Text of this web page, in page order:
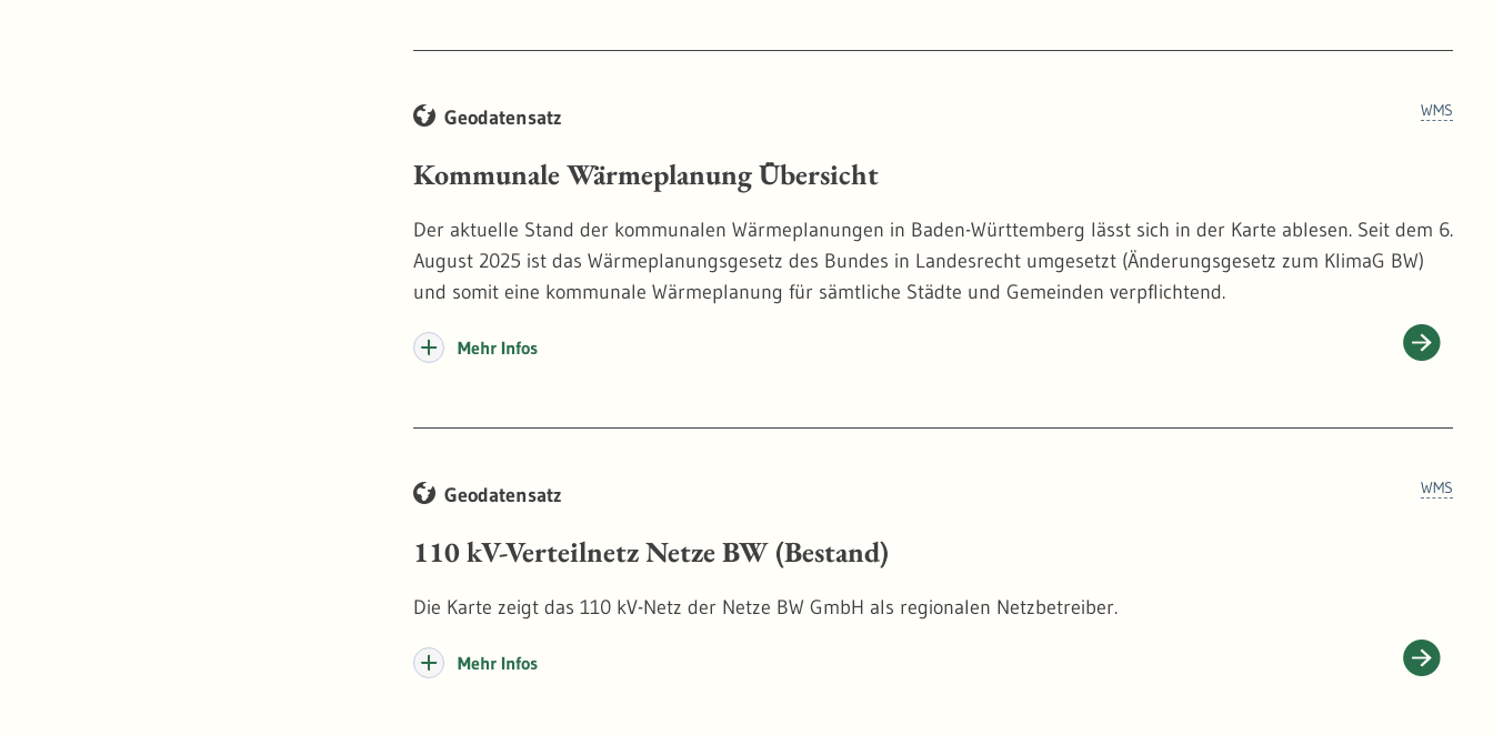
WMS
Geodatensatz
Kommunale Wärmeplanung Übersicht
Der aktuelle Stand der kommunalen Wärmeplanungen in Baden-Württemberg lässt sich in der Karte ablesen. Seit dem 6.
August 2025 ist das Wärmeplanungsgesetz des Bundes in Landesrecht umgesetzt (Änderungsgesetz zum KlimaG BW)
und somit eine kommunale Wärmeplanung für sämtliche Städte und Gemeinden verpflichtend.
Mehr Infos
WMS
Geodatensatz
110 kV-Verteilnetz Netze BW (Bestand)
Die Karte zeigt das 110 kV-Netz der Netze BW GmbH als regionalen Netzbetreiber.
Mehr Infos